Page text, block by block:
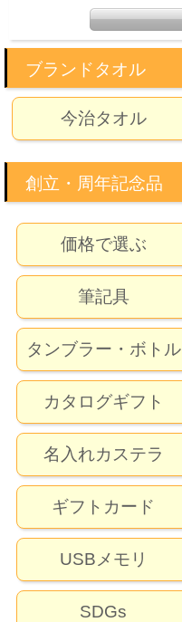
ブランドタオル
今治タオル
創立・周年記念品
価格で選ぶ
筆記具
タンブラー・ボトル
カタログギフト
名入れカステラ
ギフトカード
USBメモリ
SDGs